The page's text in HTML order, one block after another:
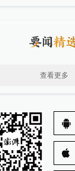
查看更多